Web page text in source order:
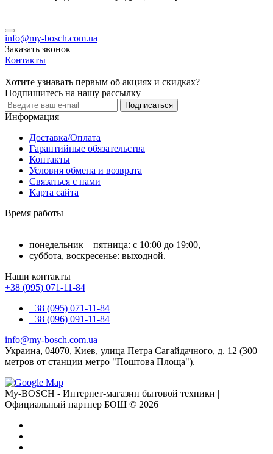
info@my-bosch.com.ua
Заказать звонок
Контакты
Хотите узнавать первым об акциях и скидках?
Подпишитесь на нашу рассылку
Подписаться
Информация
Доставка/Оплата
Гарантийные обязательства
Контакты
Условия обмена и возврата
Связаться с нами
Карта сайта
Время работы
понедельник – пятница: с 10:00 до 19:00,
суббота, воскресенье: выходной.
Наши контакты
+38 (095) 071-11-84
+38 (095) 071-11-84
+38 (096) 091-11-84
info@my-bosch.com.ua
Украина, 04070, Киев, улица Петра Сагайдачного, д. 12 (300
метров от станции метро "Поштова Площа").
My-BOSCH - Интернет-магазин бытовой техники |
Официальный партнер БОШ © 2026